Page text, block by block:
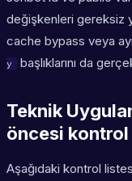
değişkenleri gereksiz
cache bypass veya
y başlıklarını da
Teknik
öncesi kontrol
Aşağıdaki kontrol